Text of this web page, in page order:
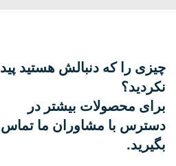
چیزی را که دنبالش هستید پیدا
نکردید؟
برای محصولات بیشتر در
دسترس با مشاوران ما تماس
بگیرید.